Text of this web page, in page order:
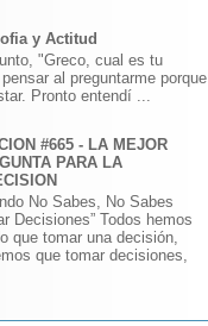
y Actitud
"Greco, cual es tu
al preguntarme porque
Pronto entendí ...
#665 - LA MEJOR
PARA LA
No Sabes, No Sabes
Decisiones” Todos hemos
que tomar una decisión,
que tomar decisiones,